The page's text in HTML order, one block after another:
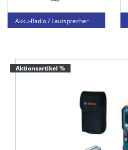
Akku-Radio / Lautsprecher
Aktionsartikel %